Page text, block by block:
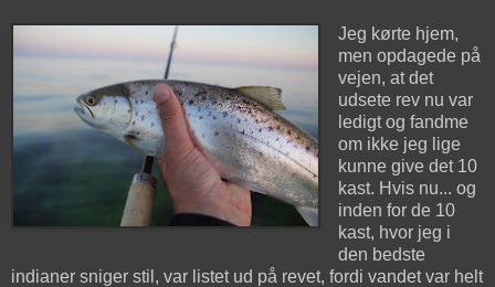
Jeg kørte hjem,
men opdagede på
vejen, at det
udsete rev nu var
ledigt og fandme
om ikke jeg lige
kunne give det 10
kast. Hvis nu... og
inden for de 10
kast, hvor jeg i
den bedste
indianer sniger stil, var listet ud på revet, fordi vandet var helt